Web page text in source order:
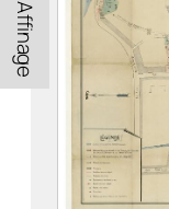
Affinage